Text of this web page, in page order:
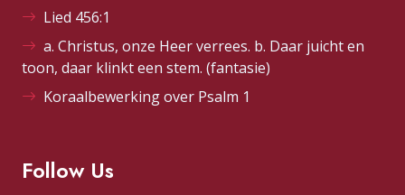
Lied 456:1
a. Christus, onze Heer verrees. b. Daar juicht en
toon, daar klinkt een stem. (fantasie)
Koraalbewerking over Psalm 1
Follow Us